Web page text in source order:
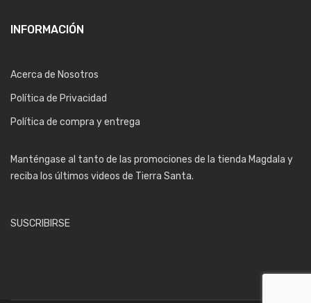
INFORMACIÓN
Acerca de Nosotros
Política de Privacidad
Política de compra y entrega
Manténgase al tanto de las promociones de la tienda Magdala y
reciba los últimos videos de Tierra Santa.
SUSCRIBIRSE